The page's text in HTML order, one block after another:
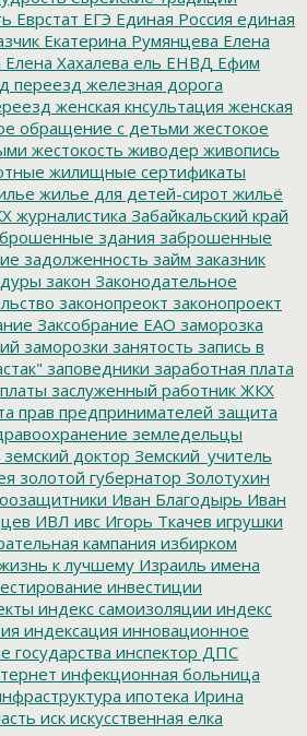
Еврстат ЕГЭ Единая Россия единая
Екатерина Румянцева Елена
Елена Хахалева ель ЕНВД Ефим
переезд железная дорога
женская кнсультация женская
обращение с детьми жестокое
жестокость живодер живопись
жилищные сертификаты
жилье для детей-сирот жильё
журналистика Забайкальский край
здания заброшенные
задолженность займ заказник
закон Законодательное
законопреокт законопроект
Заксобрание ЕАО заморозка
заморозки занятость запись в
заповедники заработная плата
заслуженный работник ЖКХ
прав предпринимателей защита
земледельцы
земский доктор Земский_учитель
золотой губернатор Золотухин
Иван Благодырь Иван
ИВЛ ивс Игорь Ткачев игрушки
кампания избирком
к лучшему Израиль имена
инвестиции
индекс самоизоляции индекс
индексация инновационное
государства инспектор ДПС
инфекционная больница
ипотека Ирина
иск искусственная елка